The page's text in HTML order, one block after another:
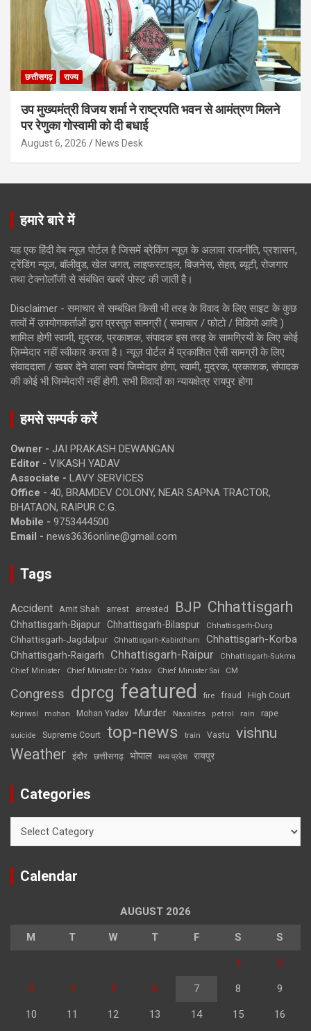
छत्तीसगढ़ राज्य
उप मुख्यमंत्री विजय शर्मा ने राष्ट्रपति भवन से आमंत्रण मिलने
पर रेणुका गोस्वामी को दी बधाई
August 6, 2026 News Desk
हमारे बारे में
यह एक हिंदी वेब न्यूज़ पोर्टल है जिसमें ब्रेकिंग न्यूज़ के अलावा राजनीति, प्रशासन,
ट्रेंडिंग न्यूज, बॉलीवुड, खेल जगत, लाइफस्टाइल, बिजनेस, सेहत, ब्यूटी, रोजगार
तथा टेक्नोलॉजी से संबंधित खबरें पोस्ट की जाती है।
Disclaimer - समाचार से सम्बंधित किसी भी तरह के विवाद के लिए साइट के कुछ
तत्वों में उपयोगकर्ताओं द्वारा प्रस्तुत सामग्री ( समाचार / फोटो / विडियो आदि )
शामिल होगी स्वामी, मुद्रक, प्रकाशक, संपादक इस तरह के सामग्रियों के लिए कोई
ज़िम्मेदार नहीं स्वीकार करता है। न्यूज़ पोर्टल में प्रकाशित ऐसी सामग्री के लिए
संवाददाता / खबर देने वाला स्वयं जिम्मेदार होगा, स्वामी, मुद्रक, प्रकाशक, संपादक
की कोई भी जिम्मेदारी नहीं होगी. सभी विवादों का न्यायक्षेत्र रायपुर होगा
हमसे सम्पर्क करें
Owner - JAI PRAKASH DEWANGAN
Editor - VIKASH YADAV
Associate - LAVY SERVICES
Office - 40, BRAMDEV COLONY, NEAR SAPNA TRACTOR,
BHATAON, RAIPUR C.G.
Mobile - 9753444500
Email - news3636online@gmail.com
Tags
Accident Amit Shah arrest arrested BJP Chhattisgarh
Chhattisgarh-Bijapur Chhattisgarh-Bilaspur Chhattisgarh-Durg
Chhattisgarh-Jagdalpur Chhattisgarh-Kabirdham Chhattisgarh-Korba
Chhattisgarh-Raigarh Chhattisgarh-Raipur
Chhattisgarh-Sukma
Chief Minister
Chief Minister Dr. Yadav Chief Minister Sai CM
Congress dprcg featured fire fraud High Court
Kejriwal mohan Mohan Yadav Murder Naxalites petrol rain rape
suicide Supreme Court top-news train Vastu vishnu
Weather इंदौर छत्तीसगढ़ भोपाल मध्य प्रदेश रायपुर
Categories
Calendar
AUGUST 2026
M T W T F S S
1 2
3 4 5 6 7 8 9
10 11 12 13 14 15 16